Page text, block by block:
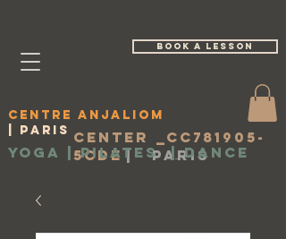
book a lesson
Centre Anjaliom
| Paris
Yoga | Pilates | Dance
Center _cc781905-
5cde | Paris